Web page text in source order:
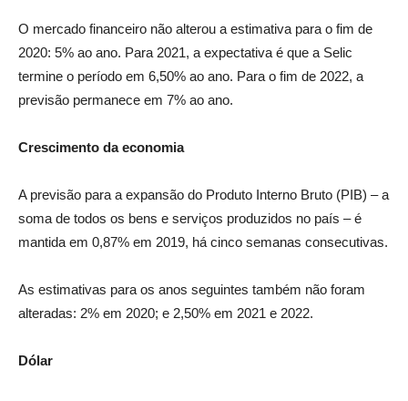
O mercado financeiro não alterou a estimativa para o fim de
2020: 5% ao ano. Para 2021, a expectativa é que a Selic
termine o período em 6,50% ao ano. Para o fim de 2022, a
previsão permanece em 7% ao ano.
Crescimento da economia
A previsão para a expansão do Produto Interno Bruto (PIB) – a
soma de todos os bens e serviços produzidos no país – é
mantida em 0,87% em 2019, há cinco semanas consecutivas.
As estimativas para os anos seguintes também não foram
alteradas: 2% em 2020; e 2,50% em 2021 e 2022.
Dólar